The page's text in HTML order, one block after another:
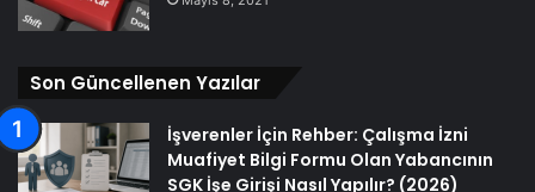
Son Güncellenen Yazılar
İşverenler İçin Rehber: Çalışma İzni
Muafiyet Bilgi Formu Olan Yabancının
SGK İşe Girişi Nasıl Yapılır? (2026)